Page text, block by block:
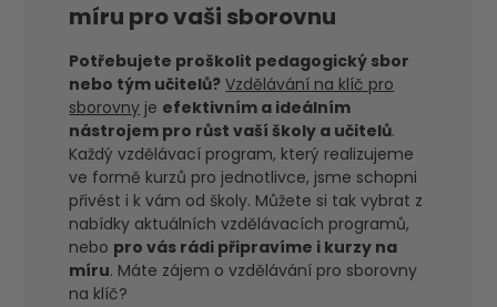
míru pro vaši sborovnu
Potřebujete proškolit pedagogický sbor
nebo tým učitelů? Vzdělávání na klíč pro
sborovny je efektivním a ideálním
nástrojem pro růst vaší školy a učitelů.
Každý vzdělávací program, který realizujeme
ve formě kurzů pro jednotlivce, jsme schopni
přivést i k vám od školy. Můžete si tak vybrat z
nabídky aktuálních vzdělávacích programů,
nebo pro vás rádi připravíme i kurzy na
míru. Máte zájem o vzdělávání pro sborovny
na klíč?